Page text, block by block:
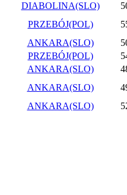
DIABOLINA(SLO)
PRZEBÓJ(POL)
ANKARA(SLO)
PRZEBÓJ(POL)
ANKARA(SLO)
ANKARA(SLO)
ANKARA(SLO)